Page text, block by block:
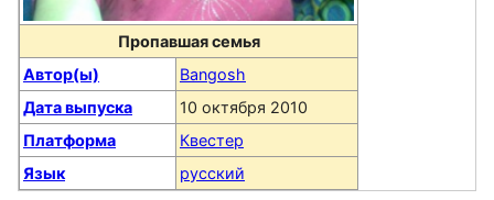
Пропавшая семья
Автор(ы)
Bangosh
Дата выпуска
10 октября 2010
Платформа
Квестер
Язык
русский